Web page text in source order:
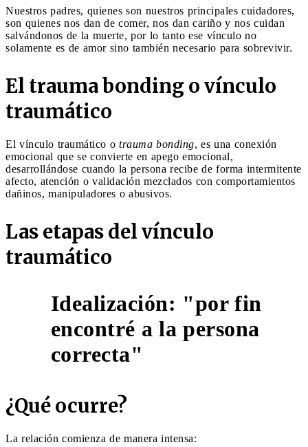
Nuestros padres, quienes son nuestros principales cuidadores,
son quienes nos dan de comer, nos dan cariño y nos cuidan
salvándonos de la muerte, por lo tanto ese vínculo no
solamente es de amor sino también necesario para sobrevivir.
El trauma bonding o vínculo
traumático
El vínculo traumático o trauma bonding, es una conexión
emocional que se convierte en apego emocional,
desarrollándose cuando la persona recibe de forma intermitente
afecto, atención o validación mezclados con comportamientos
dañinos, manipuladores o abusivos.
Las etapas del vínculo
traumático
Idealización: "por fin
encontré a la persona
correcta"
¿Qué ocurre?
La relación comienza de manera intensa: